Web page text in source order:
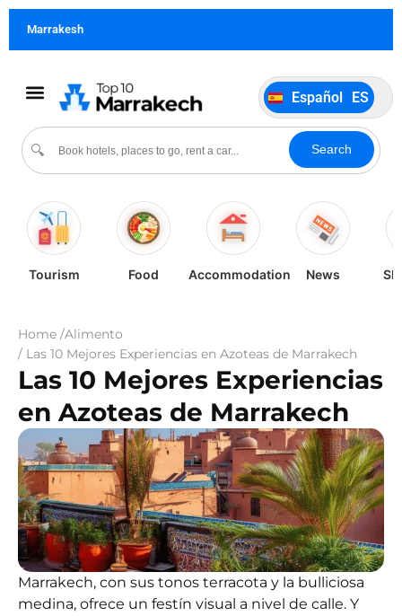
Marrakesh
🔍 Search
Español ES
Italiano IT
Português
PT
Tourism Food Accommodation News
Home /Alimento
/ Las 10 Mejores Experiencias en Azoteas de Marrakech
Las 10 Mejores Experiencias
en Azoteas de Marrakech
Marrakech, con sus tonos terracota y la bulliciosa
medina, ofrece un festín visual a nivel de calle. Y